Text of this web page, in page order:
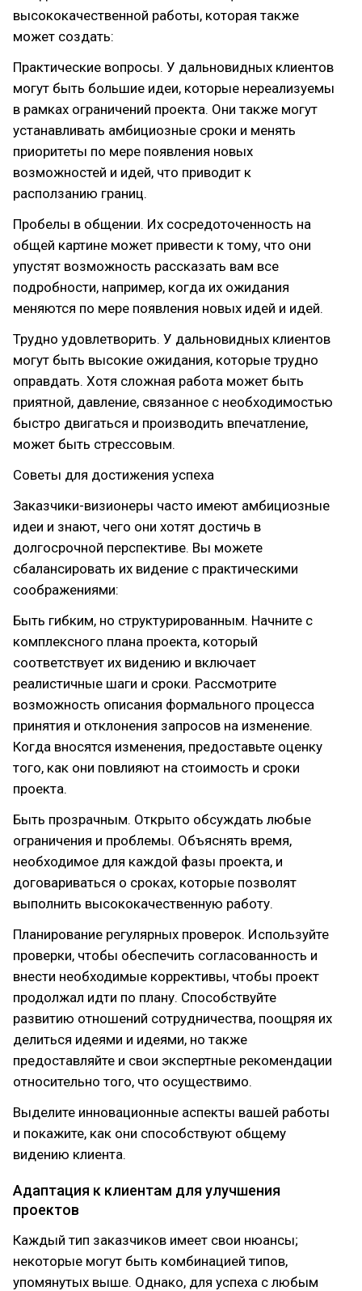
высококачественной работы, которая также
может создать:
Практические вопросы. У дальновидных клиентов
могут быть большие идеи, которые нереализуемы
в рамках ограничений проекта. Они также могут
устанавливать амбициозные сроки и менять
приоритеты по мере появления новых
возможностей и идей, что приводит к
расползанию границ.
Пробелы в общении. Их сосредоточенность на
общей картине может привести к тому, что они
упустят возможность рассказать вам все
подробности, например, когда их ожидания
меняются по мере появления новых идей и идей.
Трудно удовлетворить. У дальновидных клиентов
могут быть высокие ожидания, которые трудно
оправдать. Хотя сложная работа может быть
приятной, давление, связанное с необходимостью
быстро двигаться и производить впечатление,
может быть стрессовым.
Советы для достижения успеха
Заказчики-визионеры часто имеют амбициозные
идеи и знают, чего они хотят достичь в
долгосрочной перспективе. Вы можете
сбалансировать их видение с практическими
соображениями:
Быть гибким, но структурированным. Начните с
комплексного плана проекта, который
соответствует их видению и включает
реалистичные шаги и сроки. Рассмотрите
возможность описания формального процесса
принятия и отклонения запросов на изменение.
Когда вносятся изменения, предоставьте оценку
того, как они повлияют на стоимость и сроки
проекта.
Быть прозрачным. Открыто обсуждать любые
ограничения и проблемы. Объяснять время,
необходимое для каждой фазы проекта, и
договариваться о сроках, которые позволят
выполнить высококачественную работу.
Планирование регулярных проверок. Используйте
проверки, чтобы обеспечить согласованность и
внести необходимые коррективы, чтобы проект
продолжал идти по плану. Способствуйте
развитию отношений сотрудничества, поощряя их
делиться идеями и идеями, но также
предоставляйте и свои экспертные рекомендации
относительно того, что осуществимо.
Выделите инновационные аспекты вашей работы
и покажите, как они способствуют общему
видению клиента.
Адаптация к клиентам для улучшения
проектов
Каждый тип заказчиков имеет свои нюансы;
некоторые могут быть комбинацией типов,
упомянутых выше. Однако, для успеха с любым